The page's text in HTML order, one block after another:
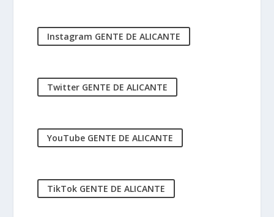
Instagram GENTE DE ALICANTE
Twitter GENTE DE ALICANTE
YouTube GENTE DE ALICANTE
TikTok GENTE DE ALICANTE